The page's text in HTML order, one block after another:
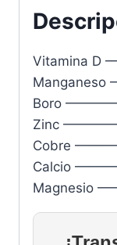
Vitamina D
Manganeso
Boro
Zinc
Cobre
Calcio
Magnesio